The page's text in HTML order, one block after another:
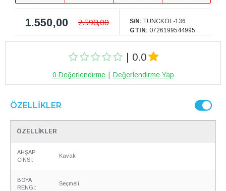
| 0.0
0 Değerlendirme Değerlendirme Yap
1.550,00 2.598,00 S/N: TUNCKOL-136
GTIN: 0726199544995
ÖZELLIKLER
ÖZELLİKLER
AHŞAP
CİNSİ:
Kavak
BOYA
RENGİ:
Seçmeli